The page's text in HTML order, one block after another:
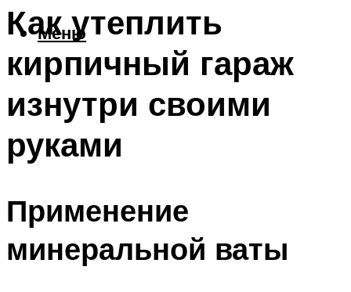
Меню
Как утеплить
кирпичный гараж
изнутри своими
руками
Применение
минеральной ваты